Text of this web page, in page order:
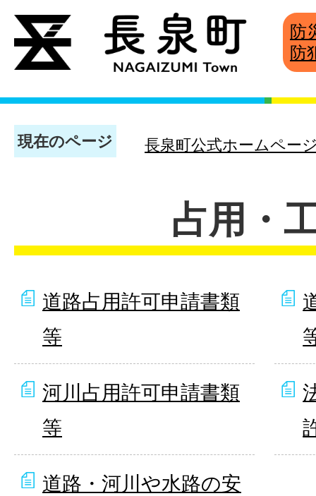
防
防
現在のページ 長泉町公式ホームペー
占用・
道路占用許可申請書類
等
河川占用許可申請書類
等
道路・河川や水路の安